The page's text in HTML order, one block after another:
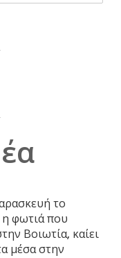
το
φωτιά που
Βοιωτία, καίει
μέσα στην